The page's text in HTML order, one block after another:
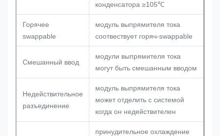
конденсатора ≥105℃
Горячее
swappable
модуль выпрямителя тока
соотвествует горяч-swappable
Смешанный ввод
модули выпрямителя тока
могут быть смешанным вводом
Недействительное
разъединение
модуль выпрямителя тока
может отделить с системой
когда он недействителен
принудительное охлаждение